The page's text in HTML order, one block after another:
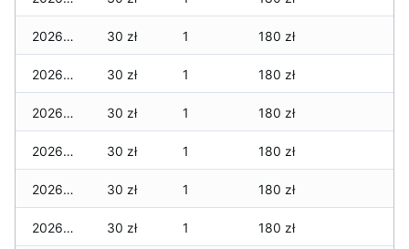
2026-02-12 30 zł 1 180 zł
2026-02-11 30 zł 1 180 zł
2026-02-10 30 zł 1 180 zł
2026-02-09 30 zł 1 180 zł
2026-02-08 30 zł 1 180 zł
2026-02-07 30 zł 1 180 zł